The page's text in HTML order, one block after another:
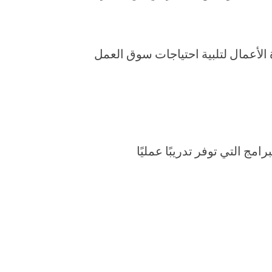
الأعمال لتلبية احتياجات سوق العمل
التي توفر تدريبًا عمليًا